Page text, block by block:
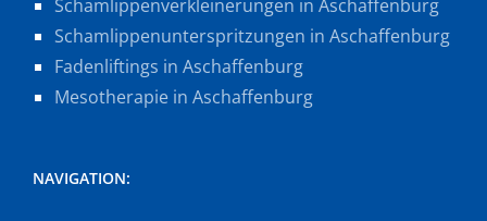
Schamlippenverkleinerungen in Aschaffenburg
Schamlippenunterspritzungen in Aschaffenburg
Fadenliftings in Aschaffenburg
Mesotherapie in Aschaffenburg
NAVIGATION: